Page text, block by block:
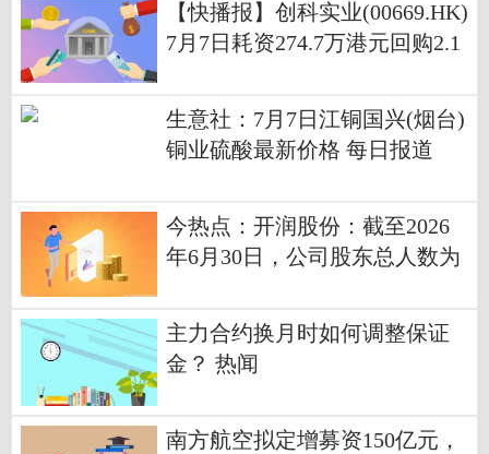
【快播报】创科实业(00669.HK)
7月7日耗资274.7万港元回购2.1
生意社：7月7日江铜国兴(烟台)
铜业硫酸最新价格 每日报道
今热点：开润股份：截至2026
年6月30日，公司股东总人数为
主力合约换月时如何调整保证
金？ 热闻
南方航空拟定增募资150亿元，